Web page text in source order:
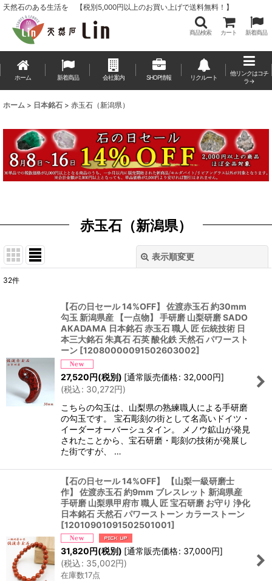
天然石のある生活を 【税別5,000円以上のお買い上げで送料無料！】
商品検索 カート 新着商品
ホーム 新着商品 会社案内 SHOP情報 リクルート
他リンクはコチ
ラ→
ホーム > 日本銘石 > 赤玉石（新潟県）
赤玉石（新潟県）
表示順変更
絞り込む
32件
【石の日セール 14%OFF】 佐渡赤玉石 約30mm
勾玉 新潟県産 【一点物】 手研磨 山梨研磨 SADO
AKADAMA 日本銘石 赤玉石 職人 匠 伝統技術 日
本三大銘石 朱真石 石英 酸化鉄 天然石 パワースト
ーン [12080000091502603002]
27,520円(税別) [通常販売価格: 32,000円]
(税込: 30,272円)
こちらの勾玉は、山梨県の熟練職人による手研磨
の勾玉です。 宝石彫刻の街として名高いドイツ・
イーダーオーバーシュタイン。 メノウ鉱山が発見
されたことから、宝石研磨・彫刻の技術が発展し
た街ですが、 …
【石の日セール 14%OFF】 【山梨一級研磨士
作】 佐渡赤玉石 約9mm ブレスレット 新潟県産
手研磨 山梨県甲府市 職人 匠 宝石研磨 お守り 浄化
日本銘石 天然石 パワーストーン カラーストーン
[12010901091502501001]
31,820円(税別) [通常販売価格: 37,000円]
(税込: 35,002円)
在庫数17点